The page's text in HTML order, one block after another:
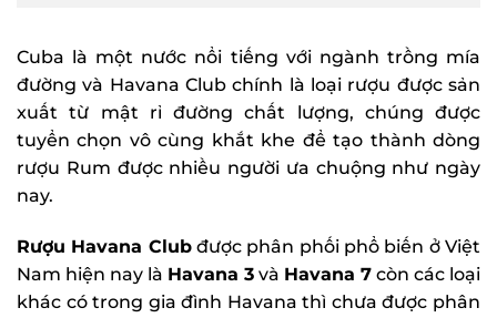
Cuba là một nước nổi tiếng với ngành trồng mía
đường và Havana Club chính là loại rượu được sản
xuất từ mật rỉ đường chất lượng, chúng được
tuyển chọn vô cùng khắt khe để tạo thành dòng
rượu Rum được nhiều người ưa chuộng như ngày
nay.
Rượu Havana Clubđược phân phối phổ biến ở Việt
Nam hiện nay là Havana 3 và Havana 7 còn các loại
khác có trong gia đình Havana thì chưa được phân